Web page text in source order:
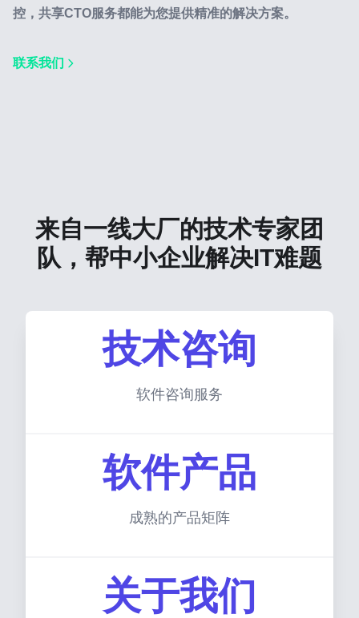
控，共享CTO服务都能为您提供精准的解决方案。
联系我们
来自一线大厂的技术专家团
队，帮中小企业解决IT难题
软件咨询服务
技术咨询
成熟的产品矩阵
软件产品
关于我们